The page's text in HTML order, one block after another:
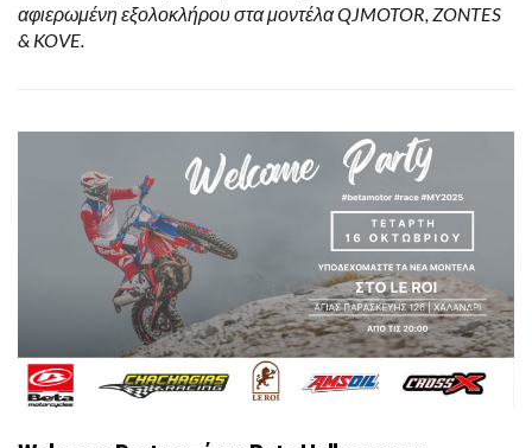
αφιερωμένη εξολοκλήρου στα μοντέλα QJMOTOR, ZONTES
& KOVE.